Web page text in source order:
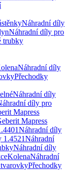
Náhradní díly
Náhradní díly pro
trubky
Náhradní díly
Přechodky
Náhradní díly
díly pro
Mapress
Mapress
Náhradní díly
1.4521Náhradní
Náhradní díly
KolenaNáhradní
Přechodky